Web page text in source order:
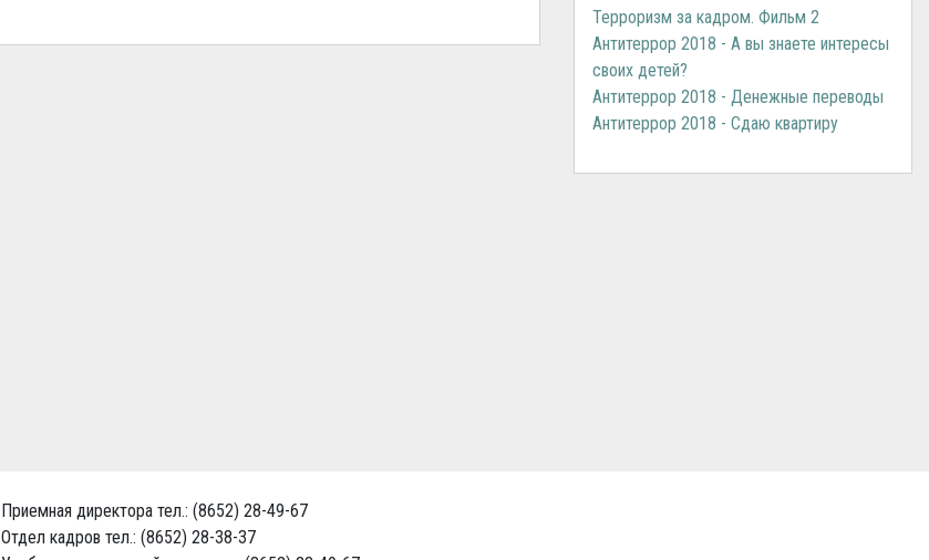
Терроризм за кадром. Фильм 2
Антитеррор 2018 - А вы знаете интересы
своих детей?
Антитеррор 2018 - Денежные переводы
Антитеррор 2018 - Сдаю квартиру
Приемная директора тел.: (8652) 28-49-67
Отдел кадров тел.: (8652) 28-38-37